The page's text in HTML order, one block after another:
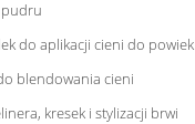
pudru
do aplikacji cieni do powiek
blendowania cieni
kresek i stylizacji brwi